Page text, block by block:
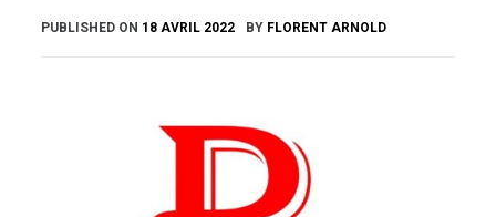
PUBLISHED ON 18 AVRIL 2022 BY FLORENT ARNOLD